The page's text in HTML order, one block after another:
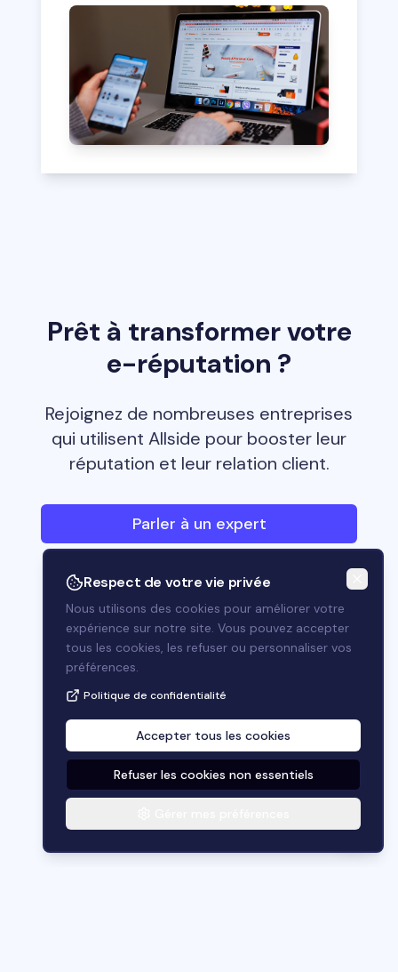
Prêt à transformer votre
e-réputation ?
Rejoignez de nombreuses entreprises
qui utilisent Allside pour booster leur
réputation et leur relation client.
Parler à un expert
Allside
vous aider aujourd'hui ?
Envoyer
Respect de votre vie privée
Nous utilisons des cookies pour améliorer votre
expérience sur notre site. Vous pouvez accepter
tous les cookies, les refuser ou personnaliser vos
préférences.
Politique de confidentialité
Accepter tous les cookies
Refuser les cookies non essentiels